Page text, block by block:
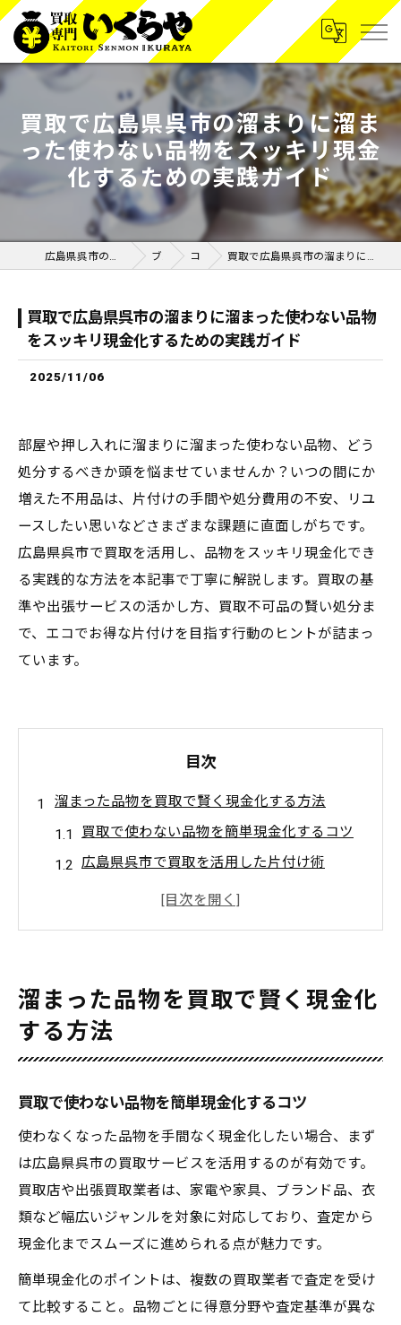
買取で広島県呉市の溜まりに溜ま
った使わない品物をスッキリ現金
化するための実践ガイド
広島県呉市の買取なら買取専門いくらや呉広店 ブログ コラム 買取で広島県呉市の溜まりに溜まった使わない品物をスッキリ現金化するための実践ガイド
買取で広島県呉市の溜まりに溜まった使わない品物
をスッキリ現金化するための実践ガイド
2025/11/06
部屋や押し入れに溜まりに溜まった使わない品物、どう
処分するべきか頭を悩ませていませんか？いつの間にか
増えた不用品は、片付けの手間や処分費用の不安、リユ
ースしたい思いなどさまざまな課題に直面しがちです。
広島県呉市で買取を活用し、品物をスッキリ現金化でき
る実践的な方法を本記事で丁寧に解説します。買取の基
準や出張サービスの活かし方、買取不可品の賢い処分ま
で、エコでお得な片付けを目指す行動のヒントが詰まっ
ています。
目次
溜まった品物を買取で賢く現金化する方法
買取で使わない品物を簡単現金化するコツ
広島県呉市で買取を活用した片付け術
買取で不用品をスムーズに手放す方法を解
買取サービスが解決する片付けの悩み
買取サービスで片付けの悩みを一挙解消
不要品の悩みをプロの買取で解決する方法
リサイクルショップ利用で買取の不安解消
買取活用で引越しや遺品整理も効率的に
出張買取なら運搬が難しい家具も安心
出張買取で大型家具も安心して現金化
家具や家電も買取できる出張サービスとは
自宅で完結する買取出張活用ガイド
運搬不要な出張買取のメリットを徹底解説
溜まった品物を買取で賢く現金化
する方法
買取で使わない品物を簡単現金化するコツ
使わなくなった品物を手間なく現金化したい場合、まず
は広島県呉市の買取サービスを活用するのが有効です。
買取店や出張買取業者は、家電や家具、ブランド品、衣
類など幅広いジャンルを対象に対応しており、査定から
現金化までスムーズに進められる点が魅力です。
簡単現金化のポイントは、複数の買取業者で査定を受け
て比較すること。品物ごとに得意分野や査定基準が異な